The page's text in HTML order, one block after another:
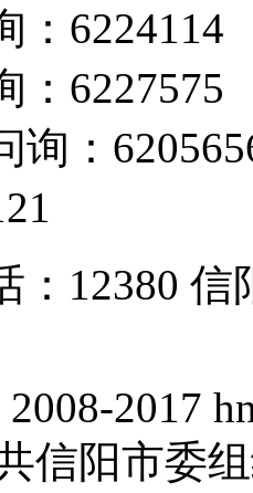
：6224114
：6227575
询：
：12380
2017
信阳市委